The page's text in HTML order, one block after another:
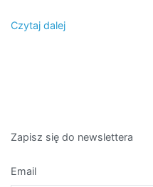
Czytaj dalej
Zapisz się do newslettera
Email